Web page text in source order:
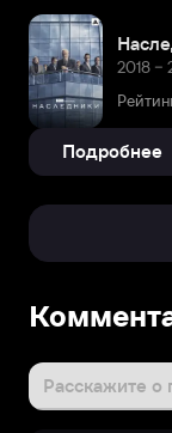
2018 –
Подробнее
Эдриан
14
апреля
Расскажите о